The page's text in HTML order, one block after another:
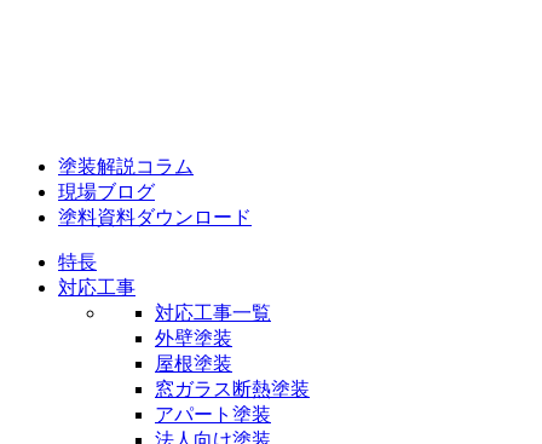
塗装解説コラム
現場ブログ
塗料資料ダウンロード
特長
対応工事
対応工事一覧
外壁塗装
屋根塗装
窓ガラス断熱塗装
アパート塗装
法人向け塗装